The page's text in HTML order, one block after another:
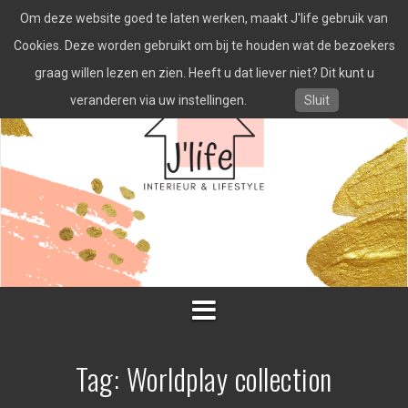
naar
inhoud
Tag: Worldplay collection
Om deze website goed te laten werken, maakt J'life gebruik van
Cookies. Deze worden gebruikt om bij te houden wat de bezoekers
graag willen lezen en zien. Heeft u dat liever niet? Dit kunt u
veranderen via uw instellingen.
Sluit